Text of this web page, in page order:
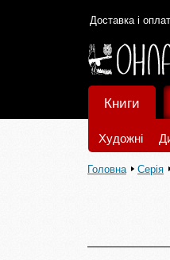
Доставка і
Книги
Художні
Головна Серія